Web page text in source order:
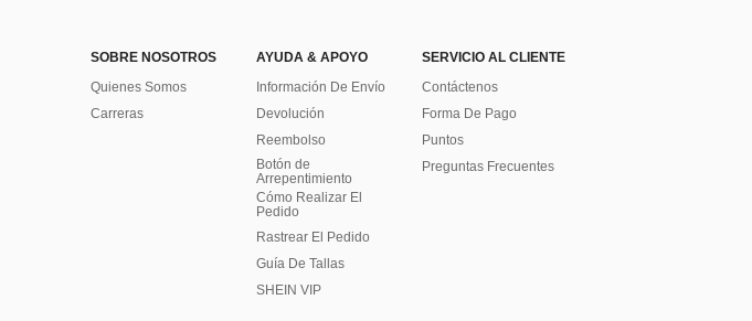
SOBRE NOSOTROS
Quienes Somos
Carreras
AYUDA & APOYO
Información De Envío
Devolución
Reembolso
Botón de
Arrepentimiento
Cómo Realizar El
Pedido
Rastrear El Pedido
Guía De Tallas
SHEIN VIP
SERVICIO AL CLIENTE
Contáctenos
Forma De Pago
Puntos
Preguntas Frecuentes